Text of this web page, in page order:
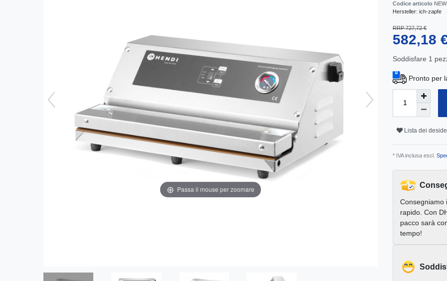
Passa il mouse per zoomare
Codice articolo
Hersteller: ich-zapfe
RRP 727,72 €
582,18
Soddisfare 1
Pronto per
Lista dei
* IVA inclusa escl.
Consegniamo
rapido. Con
pacco sarà
tempo!